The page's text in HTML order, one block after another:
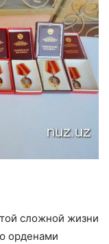
сложной жизни
орденами